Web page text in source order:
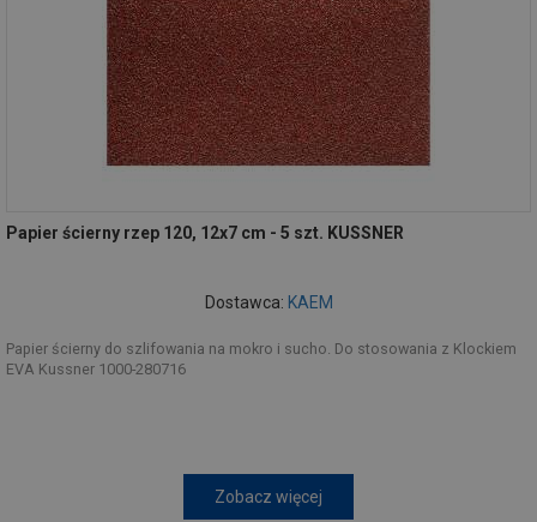
Papier ścierny rzep 120, 12x7 cm - 5 szt. KUSSNER
Dostawca: KAEM
Papier ścierny do szlifowania na mokro i sucho. Do stosowania z Klockiem
EVA Kussner 1000-280716
Zobacz więcej